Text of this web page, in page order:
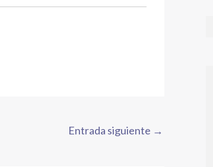
Entrada siguiente →